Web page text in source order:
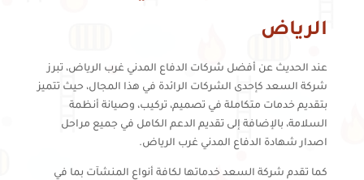
الرياض
عند الحديث عن أفضل شركات الدفاع المدني غرب الرياض، تبرز
شركة السعد كإحدى الشركات الرائدة في هذا المجال، حيث تتميز
بتقديم خدمات متكاملة في تصميم، تركيب، وصيانة أنظمة
السلامة، بالإضافة إلى تقديم الدعم الكامل في جميع مراحل
اصدار شهادة الدفاع المدني غرب الرياض.
كما تقدم شركة السعد خدماتها لكافة أنواع المنشآت بما في